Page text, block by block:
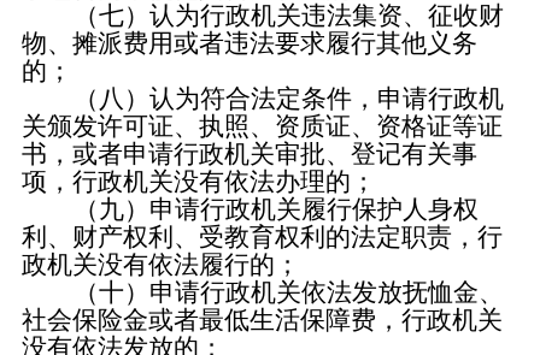
（七）认为行政机关违法集资、征收财
物、摊派费用或者违法要求履行其他义务
的；
（八）认为符合法定条件，申请行政机
关颁发许可证、执照、资质证、资格证等证
书，或者申请行政机关审批、登记有关事
项，行政机关没有依法办理的；
（九）申请行政机关履行保护人身权
利、财产权利、受教育权利的法定职责，行
政机关没有依法履行的；
（十）申请行政机关依法发放抚恤金、
社会保险金或者最低生活保障费，行政机关
没有依法发放的；